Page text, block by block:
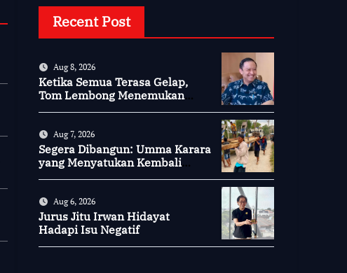
Recent Post
Aug 8, 2026
Ketika Semua Terasa Gelap,
Tom Lembong Menemukan
Aug 7, 2026
Segera Dibangun: Umma Karara
yang Menyatukan Kembali
Aug 6, 2026
Jurus Jitu Irwan Hidayat
Hadapi Isu Negatif